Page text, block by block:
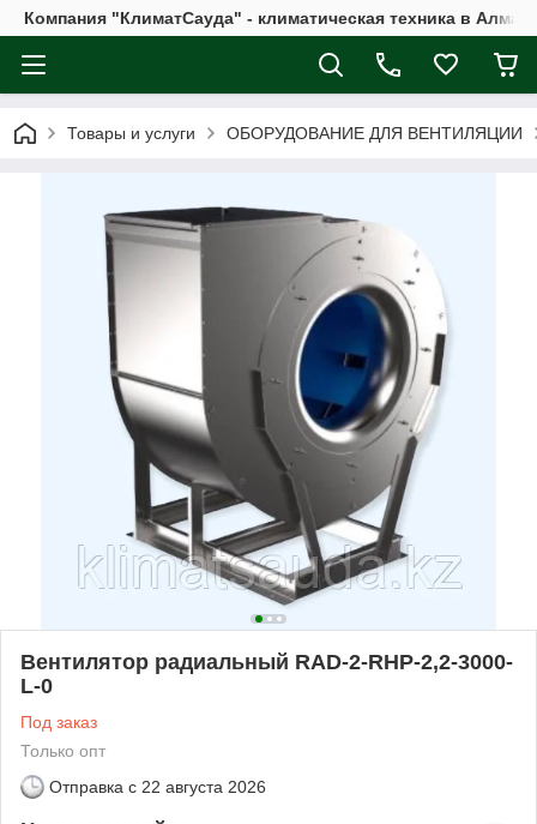
Компания "КлиматСауда" - климатическая техника в
Товары и услуги ОБОРУДОВАНИЕ ДЛЯ ВЕНТИЛЯЦИИ
Вентилятор радиальный RAD-2-RHP-2,2-3000-
L-0
Под заказ
Только опт
Отправка с 22 августа 2026